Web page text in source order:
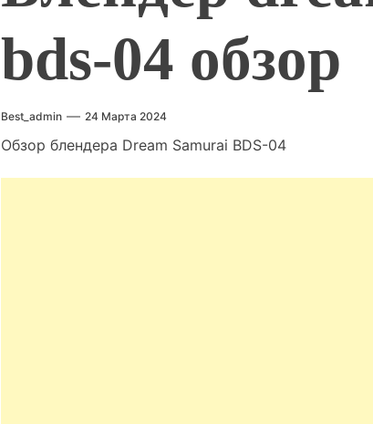
bds-04 обзор
Best_admin 24 Марта 2024
Обзор блендера Dream Samurai BDS-04